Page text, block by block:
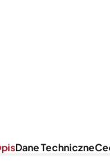
Dane Techniczne